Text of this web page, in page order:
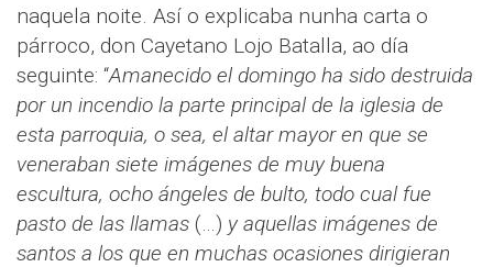
naquela noite. Así o explicaba nunha carta o
párroco, don Cayetano Lojo Batalla, ao día
seguinte: “Amanecido el domingo ha sido destruida
por un incendio la parte principal de la iglesia de
esta parroquia, o sea, el altar mayor en que se
veneraban siete imágenes de muy buena
escultura, ocho ángeles de bulto, todo cual fue
pasto de las llamas (…) y aquellas imágenes de
santos a los que en muchas ocasiones dirigieran